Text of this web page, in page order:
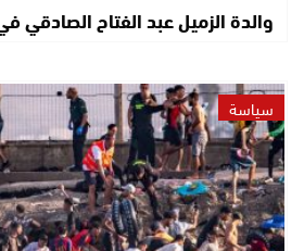
والدة الزميل عبد الفتاح الصادقي
سياسة